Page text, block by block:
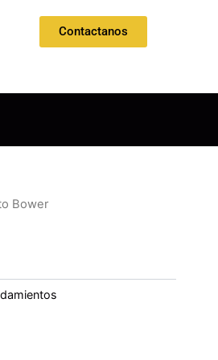
Contactanos
Bower